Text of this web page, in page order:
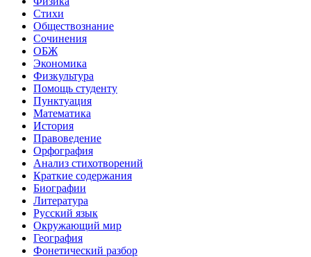
Стихи
Обществознание
Сочинения
ОБЖ
Экономика
Физкультура
Помощь студенту
Пунктуация
Математика
История
Правоведение
Орфография
Анализ стихотворений
Краткие содержания
Биографии
Литература
Русский язык
Окружающий мир
География
Фонетический разбор